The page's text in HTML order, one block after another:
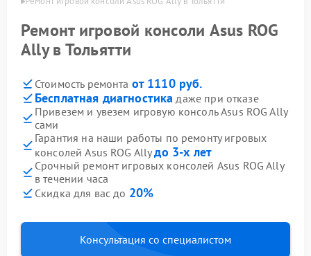
Ремонт игровой консоли Asus ROG
Ally в Тольятти
Стоимость ремонта от 1110 руб.
Бесплатная диагностика даже при отказе
Привезем и увезем игровую консоль Asus ROG Ally
сами
Гарантия на наши работы по ремонту игровых
консолей Asus ROG Allyдо 3-х лет
Срочный ремонт игровых консолей Asus ROG Ally
в течении часа
Скидка для вас до 20%
Консультация со специалистом